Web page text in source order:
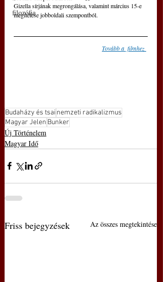
filozófia
Gizella sírjának megrongálása, valamint március 15-e
megítélése jobboldali szempontból.
Tovább a  filmhez
Budaházy és tsai nemzeti radikalizmus
Magyar Jelen Bunker
Új Történelem
Magyar Idő
Friss bejegyzések Az összes megtekintése